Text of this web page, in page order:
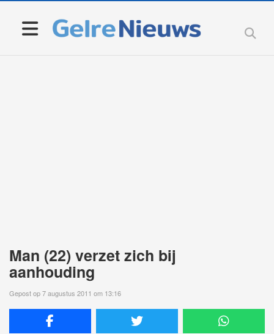
Man (22) verzet zich bij
aanhouding
Gepost op 7 augustus 2011 om 13:16